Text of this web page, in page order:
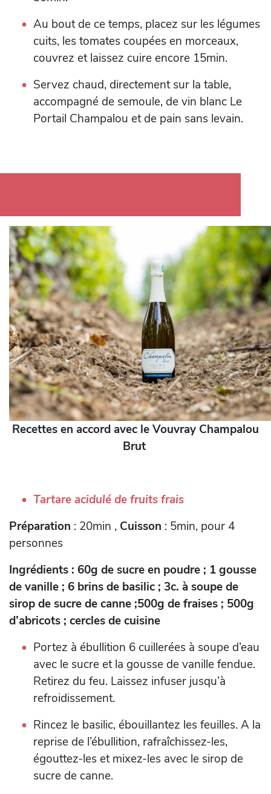
Au bout de ce temps, placez sur les légumes
cuits, les tomates coupées en morceaux,
couvrez et laissez cuire encore 15min.
Servez chaud, directement sur la table,
accompagné de semoule, de vin blanc Le
Portail Champalou et de pain sans levain.
Recettes en accord avec le Vouvray Champalou
Brut
Tartare acidulé de fruits frais
Préparation : 20min , Cuisson : 5min, pour 4
personnes
Ingrédients : 60g de sucre en poudre ; 1 gousse
de vanille ; 6 brins de basilic ; 3c. à soupe de
sirop de sucre de canne ;500g de fraises ; 500g
d’abricots ; cercles de cuisine
Portez à ébullition 6 cuillerées à soupe d’eau
avec le sucre et la gousse de vanille fendue.
Retirez du feu. Laissez infuser jusqu’à
refroidissement.
Rincez le basilic, ébouillantez les feuilles. A la
reprise de l’ébullition, rafraîchissez-les,
égouttez-les et mixez-les avec le sirop de
sucre de canne.